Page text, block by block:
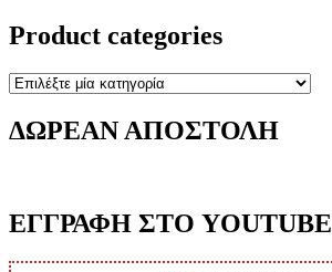
Product categories
ΔΩΡΕΑΝ ΑΠΟΣΤΟΛΗ
ΕΓΓΡΑΦΗ ΣΤΟ YOUTUBE